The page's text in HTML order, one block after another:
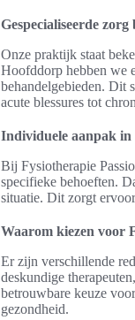
Gespecialiseerde
Onze praktijk staat
Hoofddorp hebben we
behandelgebieden. Dit
acute blessures tot
Individuele aanpak in
Bij Fysiotherapie
specifieke behoeften.
situatie. Dit zorgt
Waarom kiezen voor
Er zijn verschillende
deskundige
betrouwbare keuze
gezondheid.